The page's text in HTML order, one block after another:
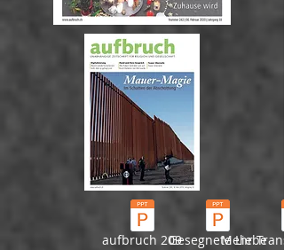
aufbruch 209Gesegnete Liebe
Mehr